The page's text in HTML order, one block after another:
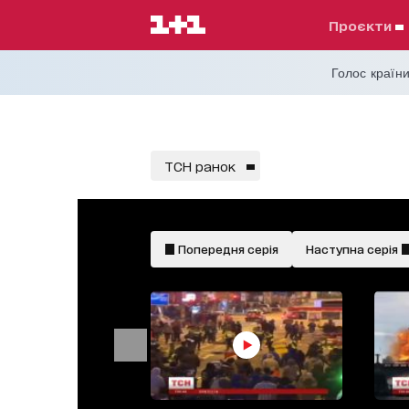
проєкти
Голос
ТСН ранок
Попередня серія Наступна серія